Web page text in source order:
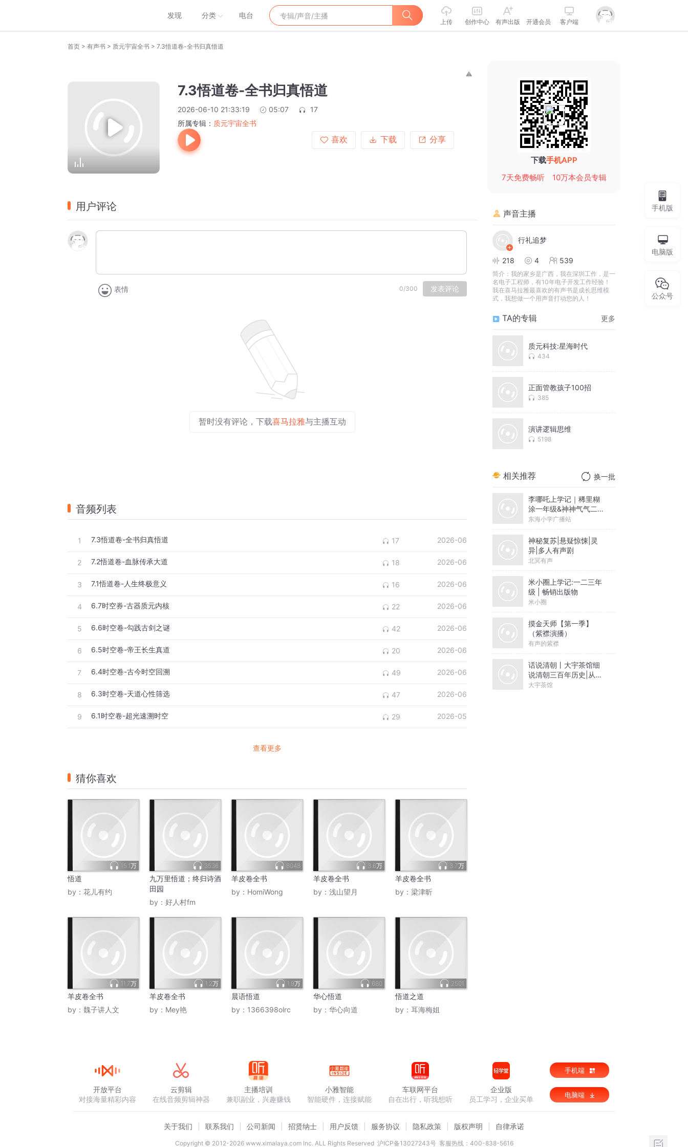
发现 分类 电台
上传 创作中心 有声出版 开通会员 客户端
首页 > 有声书 > 质元宇宙全书 > 7.3悟道卷-全书归真悟道
7.3悟道卷-全书归真悟道
2026-06-10 21:33:19 05:07
17
所属专辑： 质元宇宙全书
喜欢
下载 分享
用户评论
表情 0/300 发表评论
暂时没有评论，下载喜马拉雅与主播互动
音频列表
1 7.3悟道卷-全书归真悟道 17 2026-06
2 7.2悟道卷-血脉传承大道 18 2026-06
3 7.1悟道卷-人生终极意义 16 2026-06
4 6.7时空券-古器质元内核 22 2026-06
5 6.6时空卷-勾践古剑之谜 42 2026-06
6 6.5时空卷-帝王长生真道 20 2026-06
7 6.4时空卷-古今时空回溯 49 2026-06
8 6.3时空卷-天道心性筛选 47 2026-06
9 6.1时空卷-超光速溯时空 29 2026-05
查看更多
猜你喜欢
15.1万
悟道
by： 花儿有约
3536
九万里悟道；终归诗酒
田园
by： 好人村fm
8048
羊皮卷全书
by： HomiWong
3.6万
羊皮卷全书
by： 浅山望月
3.7万
羊皮卷全书
by： 梁津昕
11.7万
羊皮卷全书
by： 魏子讲人文
1.2万
羊皮卷全书
by： Mey艳
1.9万
晨语悟道
by： 1366398olrc
680
华心悟道
by： 华心向道
2501
悟道之道
by： 耳海梅姐
下载手机APP
7天免费畅听
10万本会员专辑
声音主播
行礼追梦
218 4 539
简介： 我的家乡是广西，我在深圳工作，是一
名电子工程师，有10年电子开发工作经验！
我在喜马拉雅最喜欢的有声书是成长思维模
式，我想做一个用声音打动您的人！
TA的专辑 更多
质元科技:星海时代
434
正面管教孩子100招
385
演讲逻辑思维
5198
相关推荐 换一批
李哪吒上学记｜稀里糊
涂一年级&神神气气二年
级
东海小学广播站
神秘复苏|悬疑惊悚|灵
异|多人有声剧
北冥有声
米小圈上学记:一二三年
级 | 畅销出版物
米小圈
摸金天师【第一季】
（紫襟演播）
有声的紫襟
话说清朝丨大宇茶馆细
说清朝三百年历史|从努
尔哈赤到末代皇帝溥仪|
大宇茶馆
手机版
电脑版
公众号
开放平台
对接海量精彩内容
云剪辑
在线音频剪辑神器
主播培训
兼职副业，兴趣赚钱
小雅智能
智能硬件，连接赋能
车联网平台
自在出行，听我想听
企业版
员工学习，企业买单
手机端
电脑端
关于我们 联系我们 公司新闻 招贤纳士 用户反馈 服务协议 隐私政策 版权声明 自律承诺
Copyright © 2012-2026www.ximalaya.com lnc. ALL Rights Reserved 沪ICP备13027243号 客服热线：400-838-5616